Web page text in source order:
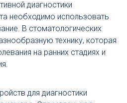
диагностики
необходимо использовать
В стоматологических
технику, которая
на ранних стадиях и
для диагностики